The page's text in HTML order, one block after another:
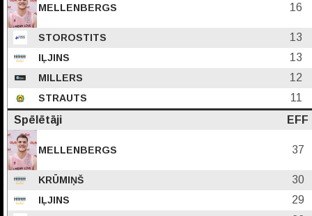
MELLENBERGS 16
STOROSTITS 13
IĻJINS 13
MILLERS 12
STRAUTS
11
Spēlētāji
EFF
MELLENBERGS 37
KRŪMIŅŠ 30
IĻJINS 29